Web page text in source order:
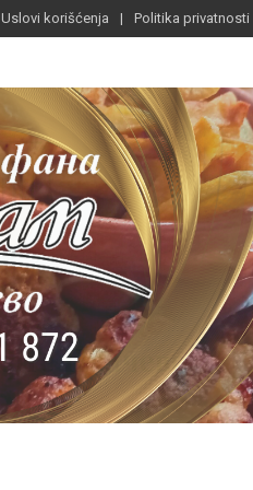
Uslovi korišćenja Politika privatnosti